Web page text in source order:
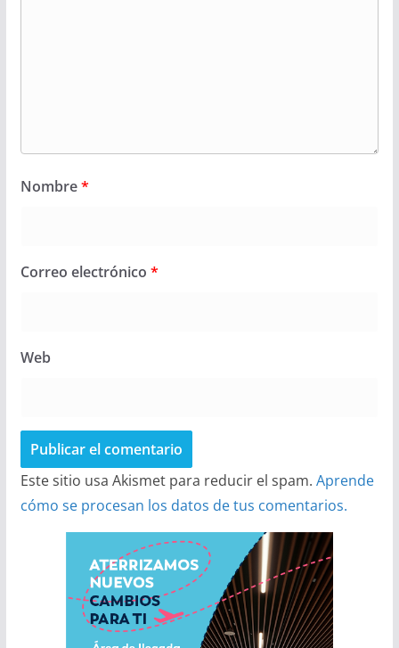
Nombre*
Correo electrónico *
Web
Este sitio usa Akismet para reducir el spam. Aprende
cómo se procesan los datos de tus comentarios.